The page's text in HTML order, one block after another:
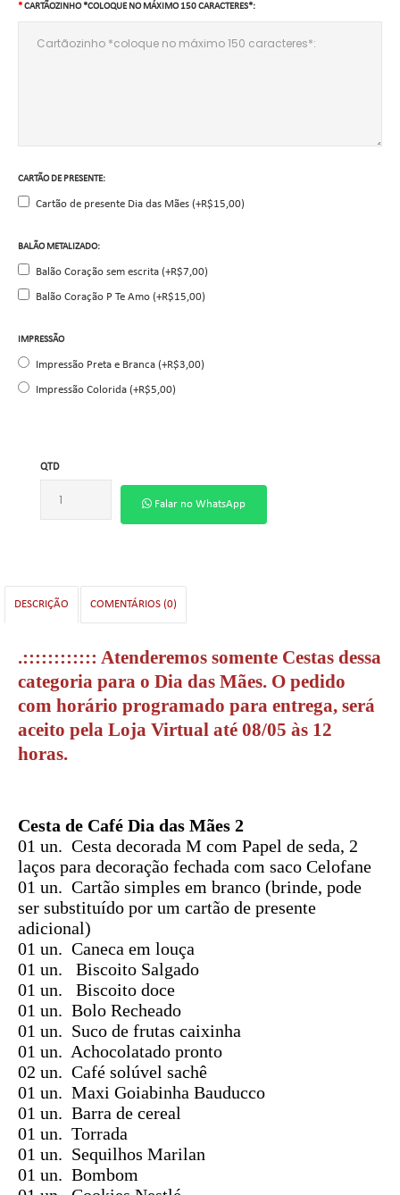
CARTÃOZINHO *COLOQUE NO MÁXIMO 150 CARACTERES*:
CARTÃO DE PRESENTE:
Cartão de presente Dia das Mães (+R$15,00)
BALÃO METALIZADO:
Balão Coração sem escrita (+R$7,00)
Balão Coração P Te Amo (+R$15,00)
IMPRESSÃO
Impressão Preta e Branca (+R$3,00)
Impressão Colorida (+R$5,00)
QTD
Falar no WhatsApp
DESCRIÇÃO COMENTÁRIOS (0)
.:::::::::::: Atenderemos somente Cestas dessa
categoria para o Dia das Mães. O pedido
com horário programado para entrega, será
aceito pela Loja Virtual até 08/05 às 12
horas.
Cesta de Café Dia das Mães 2
01 un. Cesta decorada M com Papel de seda, 2
laços para decoração fechada com saco Celofane
01 un. Cartão simples em branco (brinde, pode
ser substituído por um cartão de presente
adicional)
01 un. Caneca em louça
01 un. Biscoito Salgado
01 un. Biscoito doce
01 un. Bolo Recheado
01 un. Suco de frutas caixinha
01 un. Achocolatado pronto
02 un. Café solúvel sachê
01 un. Maxi Goiabinha Bauducco
01 un. Barra de cereal
01 un. Torrada
01 un. Sequilhos Marilan
01 un. Bombom